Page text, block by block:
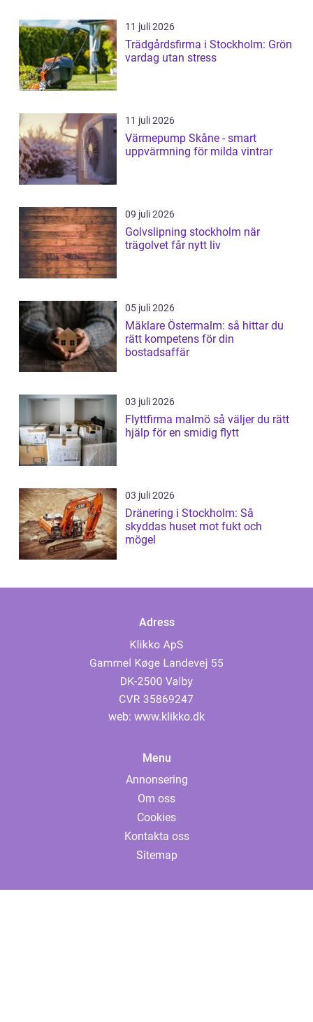
11 juli 2026
Trädgårdsfirma i Stockholm: Grön
vardag utan stress
11 juli 2026
Värmepump Skåne - smart
uppvärmning för milda vintrar
09 juli 2026
Golvslipning stockholm när
trägolvet får nytt liv
05 juli 2026
Mäklare Östermalm: så hittar du
rätt kompetens för din
bostadsaffär
03 juli 2026
Flyttfirma malmö så väljer du rätt
hjälp för en smidig flytt
03 juli 2026
Dränering i Stockholm: Så
skyddas huset mot fukt och
mögel
Adress
web: www.klikko.dk
Menu
Annonsering
Om oss
Cookies
Kontakta oss
Sitemap